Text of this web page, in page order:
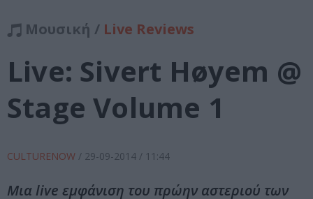
Μουσική / Live Reviews
Live: Sivert Høyem @
Stage Volume 1
CULTURENOW / 29-09-2014 / 11:44
Μια live εμφάνιση του πρώην αστεριού των